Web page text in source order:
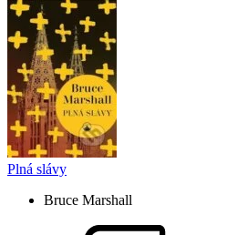
Plná slávy
Bruce Marshall